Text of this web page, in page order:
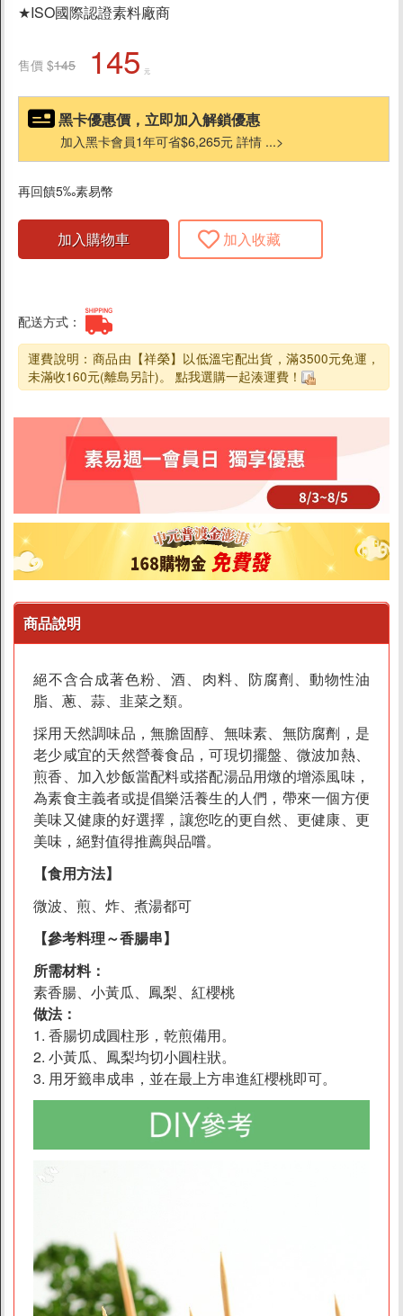
炸物
火鍋/煲湯/湯底
抓餅/墨西哥薄餅
素排/素肉/植物肉
天貝/猴頭菇
年糕/蘿蔔糕
料理醬
乳酪/起司/奶油
素食披薩
素食蛋糕
純素蛋糕
奶素圓形蛋糕
奶素長條蛋糕
奶蛋素蛋糕
素食甜點/糕餅
素食麵包
包子饅頭
冰品/甜湯/飲料
線上預購到店取貨
養心茶樓
精選品牌
★ISO國際認證素料廠商
售價 $145 145 元
黑卡優惠價，立即加入解鎖優惠
加入黑卡會員1年可省$6,265元 詳情 ...>
再回饋5‰素易幣
加入購物車 加入收藏
配送方式：
運費說明：商品由【祥榮】以低溫宅配出貨，滿3500元免運，
未滿收160元(離島另計)。 點我選購一起湊運費！
商品說明
絕不含合成著色粉、酒、肉料、防腐劑、動物性油
脂、蔥、蒜、韭菜之類。
採用天然調味品，無膽固醇、無味素、無防腐劑，是
老少咸宜的天然營養食品，可現切擺盤、微波加熱、
煎香、加入炒飯當配料或搭配湯品用燉的增添風味，
為素食主義者或提倡樂活養生的人們，帶來一個方便
美味又健康的好選擇，讓您吃的更自然、更健康、更
美味，絕對值得推薦與品嚐。
【食用方法】
微波、煎、炸、煮湯都可
【參考料理～香腸串】
所需材料：
素香腸、小黃瓜、鳳梨、紅櫻桃
做法：
1. 香腸切成圓柱形，乾煎備用。
2. 小黃瓜、鳳梨均切小圓柱狀。
3. 用牙籤串成串，並在最上方串進紅櫻桃即可。